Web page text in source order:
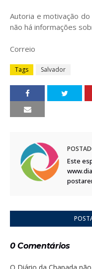
Autoria e motivação
não há informações
Correio
Tags Salvador
Este
0 Comentários